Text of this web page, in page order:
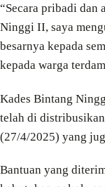
“Secara pribadi dan
Ninggi II, saya
besarnya kepada
kepada warga
Kades Bintang
telah di
(27/4/2025) yang
Bantuan yang